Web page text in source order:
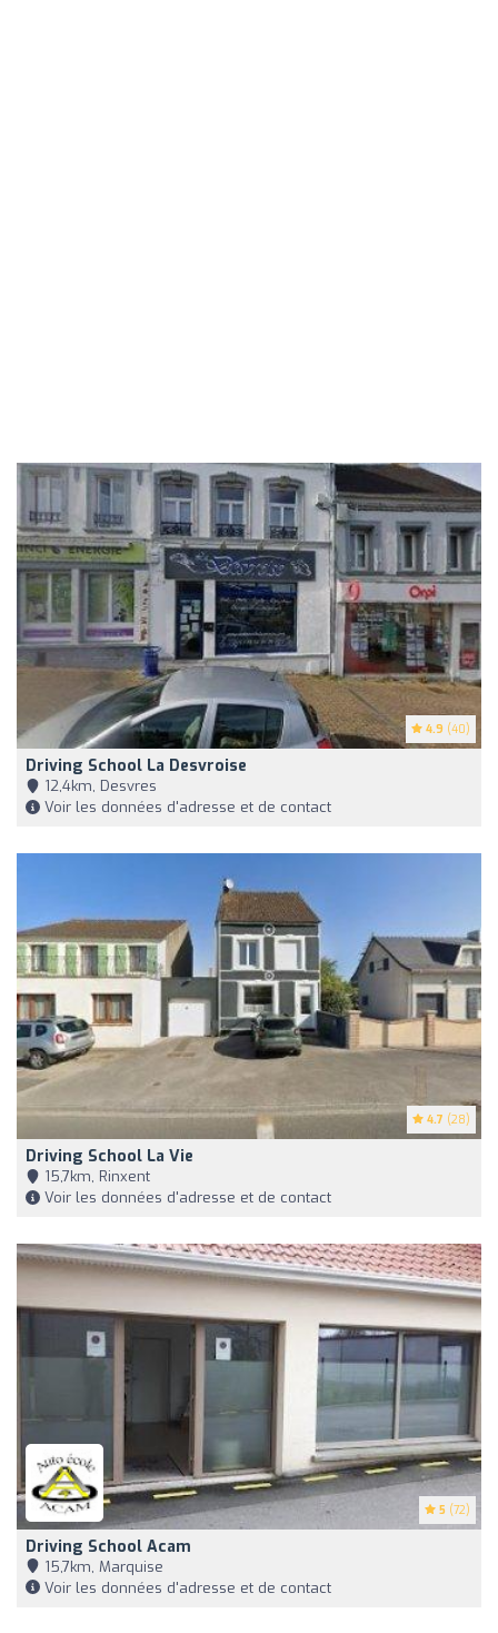
4.9 (40)
Driving School La Desvroise
12,4km, Desvres
Voir les données d'adresse et de contact
4.7 (28)
Driving School La Vie
15,7km, Rinxent
Voir les données d'adresse et de contact
5 (72)
Driving School Acam
15,7km, Marquise
Voir les données d'adresse et de contact